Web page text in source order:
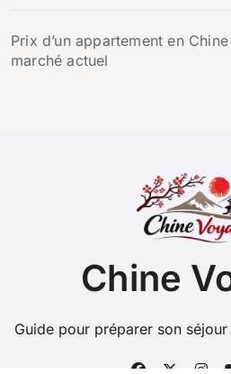
Prix d’un appartement en
marché actuel
Chine
Guide pour préparer son